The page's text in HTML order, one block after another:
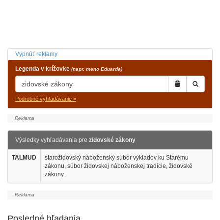
Vypnúť reklamy
Legenda v krížovke (napr. meno Eduarda)
Podrobné vyhľadávanie »
Výsledky vyhľadávania pre zidovské zákony
TALMUD
starožidovský náboženský súbor výkladov ku Starému
zákonu, súbor židovskej náboženskej tradície, židovské
zákony